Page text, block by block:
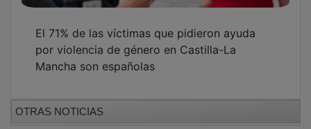
El 71% de las víctimas que pidieron ayuda
por violencia de género en Castilla-La
Mancha son españolas
OTRAS NOTICIAS